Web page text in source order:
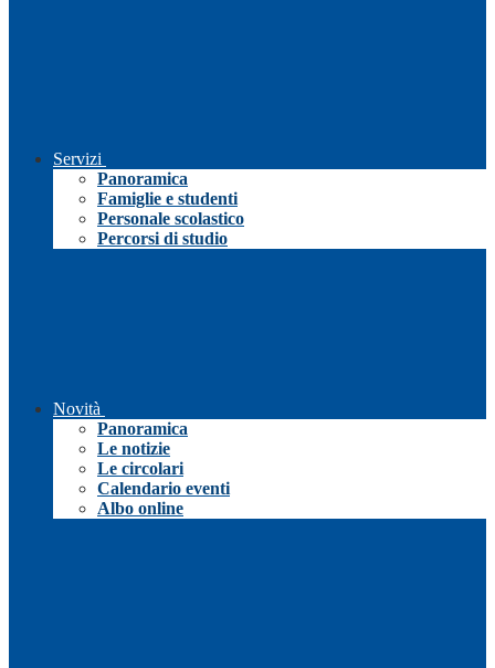
Servizi
Panoramica
Famiglie e studenti
Personale scolastico
Percorsi di studio
Novità
Panoramica
Le notizie
Le circolari
Calendario eventi
Albo online